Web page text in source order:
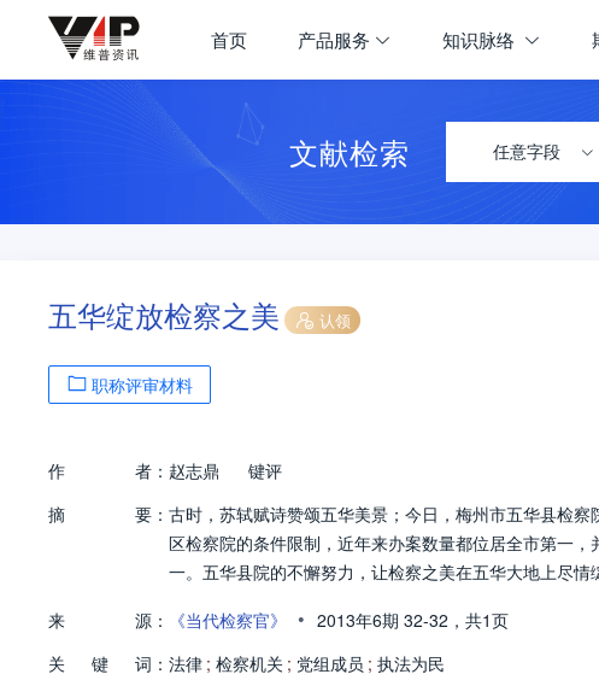
首页 产品服务 知识脉络
文献检索 任意字段
五华绽放检察之美 认领
职称评审材料
作 者： 赵志鼎
键评
摘
要： 古时，苏轼赋诗赞颂五华美景；今日，梅州市五华县检
区检察院的条件限制，近年来办案数量都位居全市第一
一。五华县院的不懈努力，让检察之美在五华大地上尽情
来
源： 《当代检察官》 • 2013年6期 32-32， 共1页
关
键 词： 法律 ; 检察机关 ; 党组成员 ; 执法为民